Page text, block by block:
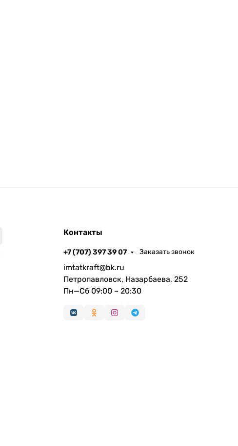
Контакты
+7 (707) 397 39 07 Заказать звонок
imtatkraft@bk.ru
Петропавловск, Назарбаева, 252
Пн—Сб 09:00 – 20:30